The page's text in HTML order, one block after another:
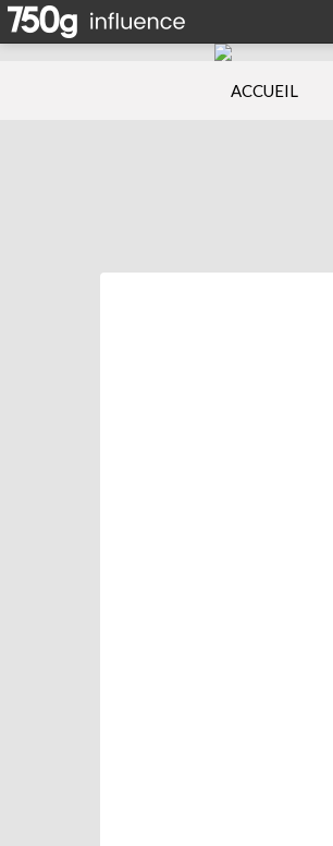
ACCUEIL